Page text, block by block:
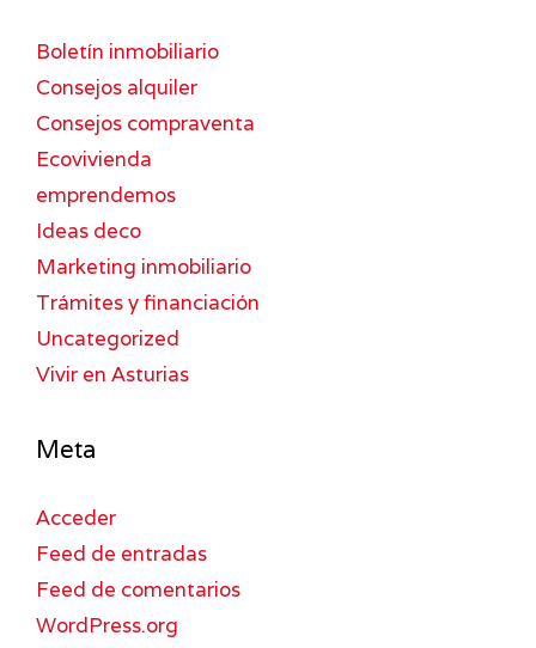
Boletín inmobiliario
Consejos alquiler
Consejos compraventa
Ecovivienda
emprendemos
Ideas deco
Marketing inmobiliario
Trámites y financiación
Uncategorized
Vivir en Asturias
Meta
Acceder
Feed de entradas
Feed de comentarios
WordPress.org